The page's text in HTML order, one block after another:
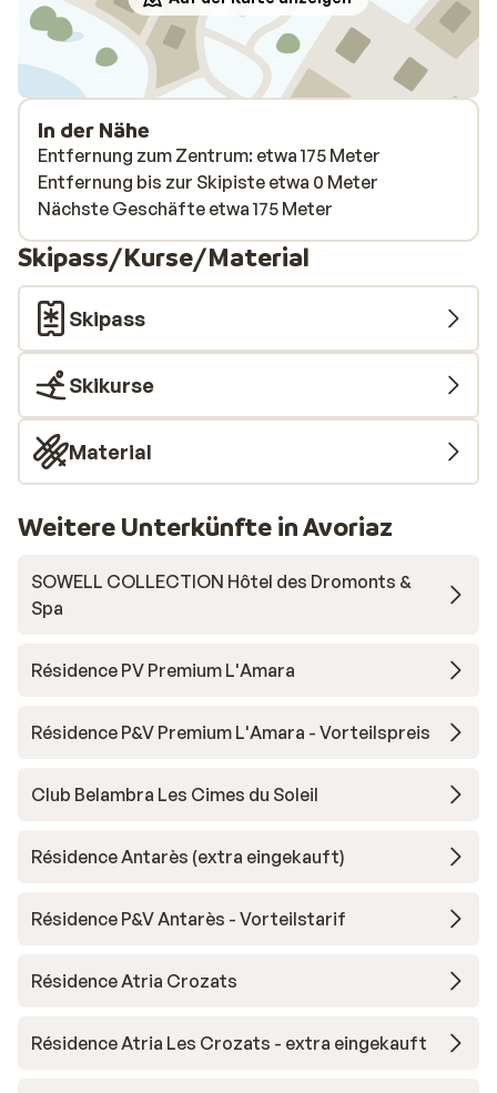
In der Nähe
Entfernung zum Zentrum: etwa 175 Meter
Entfernung bis zur Skipiste etwa 0 Meter
Nächste Geschäfte etwa 175 Meter
Skipass/Kurse/Material
Skipass
Skikurse
Material
Weitere Unterkünfte in Avoriaz
SOWELL COLLECTION Hôtel des Dromonts &
Spa
Résidence PV Premium L'Amara
Résidence P&V Premium L'Amara - Vorteilspreis
Club Belambra Les Cimes du Soleil
Résidence Antarès (extra eingekauft)
Résidence P&V Antarès - Vorteilstarif
Résidence Atria Crozats
Résidence Atria Les Crozats - extra eingekauft